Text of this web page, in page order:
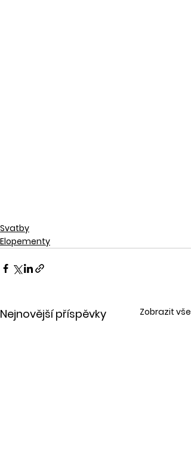
Svatby
Elopementy
Nejnovější příspěvky Zobrazit vše